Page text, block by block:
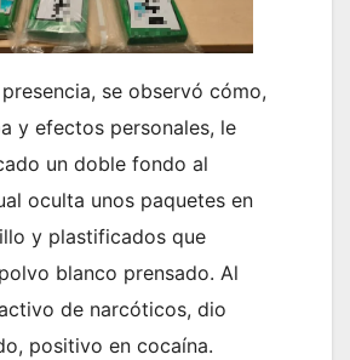
se observó cómo,
y efectos personales, le
un doble fondo al
oculta unos paquetes en
y plastificados que
blanco prensado. Al
de narcóticos, dio
positivo en cocaína.